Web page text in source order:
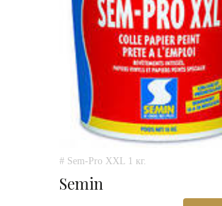
# Sem-Pro XXL 1 кг.
Semin